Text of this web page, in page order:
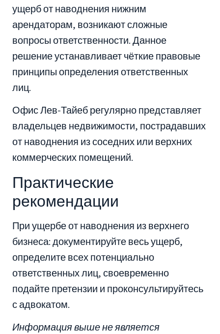
ущерб от наводнения нижним
арендаторам, возникают сложные
вопросы ответственности. Данное
решение устанавливает чёткие правовые
принципы определения ответственных
лиц.
Офис Лев-Тайеб регулярно представляет
владельцев недвижимости, пострадавших
от наводнения из соседних или верхних
коммерческих помещений.
Практические
рекомендации
При ущербе от наводнения из верхнего
бизнеса: документируйте весь ущерб,
определите всех потенциально
ответственных лиц, своевременно
подайте претензии и проконсультируйтесь
с адвокатом.
Информация выше не является